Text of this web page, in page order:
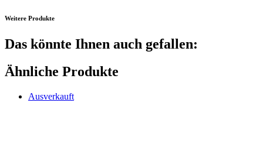
Weitere Produkte
Das könnte Ihnen auch gefallen:
Ähnliche Produkte
Ausverkauft